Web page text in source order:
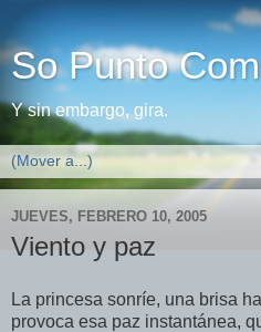
So Punto Com
Y sin embargo, gira.
JUEVES, FEBRERO 10, 2005
Viento y paz
La princesa sonrí­e, una brisa
provoca esa paz instantánea,